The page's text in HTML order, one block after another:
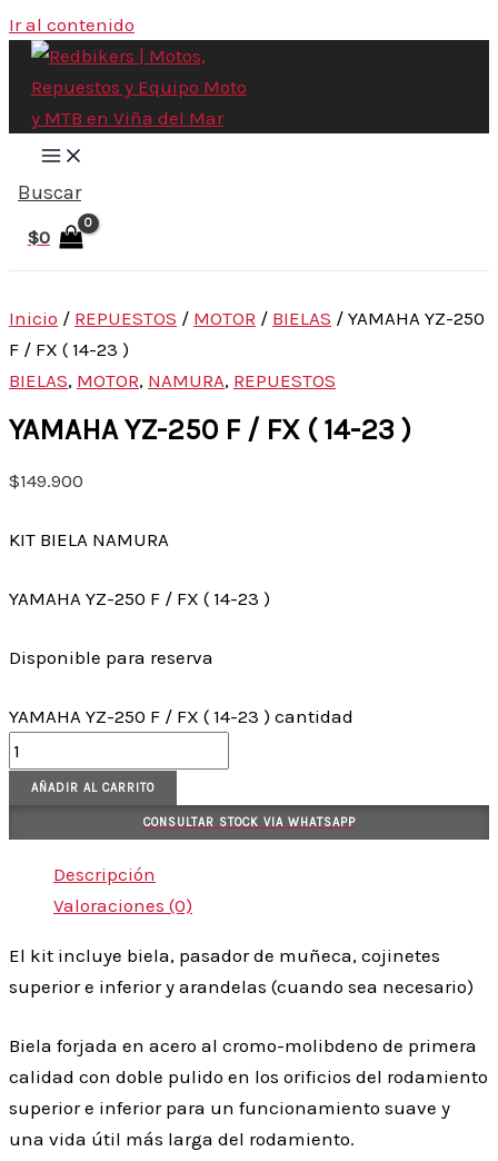
Ir al contenido
Buscar
$0
Inicio / REPUESTOS / MOTOR / BIELAS / YAMAHA YZ-250
F / FX ( 14-23 )
BIELAS, MOTOR, NAMURA, REPUESTOS
YAMAHA YZ-250 F / FX ( 14-23 )
$149.900
KIT BIELA NAMURA
YAMAHA YZ-250 F / FX ( 14-23 )
Disponible para reserva
YAMAHA YZ-250 F / FX ( 14-23 ) cantidad
AÑADIR AL CARRITO
CONSULTAR STOCK VIA WHATSAPP
Descripción
Valoraciones (0)
El kit incluye biela, pasador de muñeca, cojinetes
superior e inferior y arandelas (cuando sea necesario)
Biela forjada en acero al cromo-molibdeno de primera
calidad con doble pulido en los orificios del rodamiento
superior e inferior para un funcionamiento suave y
una vida útil más larga del rodamiento.